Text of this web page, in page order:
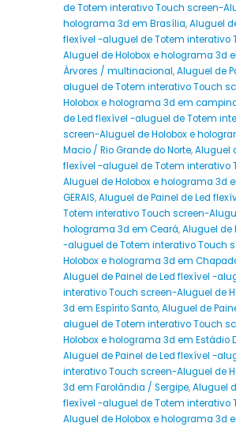
de Totem interativo Touch screen-
holograma 3d em Brasília,Aluguel
flexível -aluguel de Totem interativo
Aluguel de Holobox e holograma 3d
Árvores / multinacional,Aluguel de
aluguel de Totem interativo Touch
Holobox e holograma 3d em
de Led flexível -aluguel de Totem
screen-Aluguel de Holobox e
Macio / Rio Grande do Norte,Aluguel
flexível -aluguel de Totem interativo
Aluguel de Holobox e holograma 3d
GERAIS,Aluguel de Painel de Led
Totem interativo Touch screen-
holograma 3d em Ceará,Aluguel de
-aluguel de Totem interativo Touch
Holobox e holograma 3d em
Aluguel de Painel de Led flexível -
interativo Touch screen-Aluguel de
3d em Espírito Santo,Aluguel de
aluguel de Totem interativo Touch
Holobox e holograma 3d em Estádio
Aluguel de Painel de Led flexível -
interativo Touch screen-Aluguel de
3d em Farolândia / Sergipe,Aluguel
flexível -aluguel de Totem interativo
Aluguel de Holobox e holograma 3d